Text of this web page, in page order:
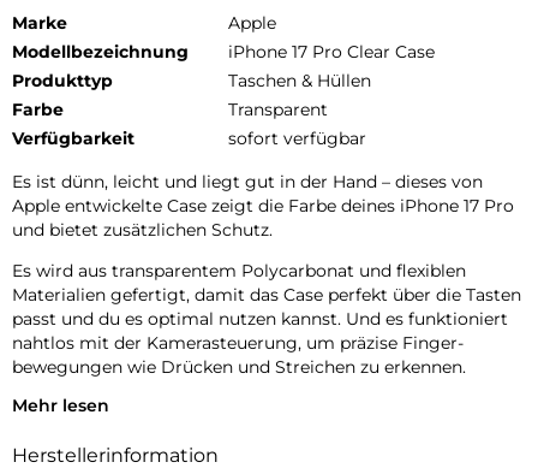
Marke
Apple
Modellbezeichnung
iPhone 17 Pro Clear Case
Produkttyp
Taschen & Hüllen
Farbe
Transparent
Verfügbarkeit
sofort verfügbar
Es ist dünn, leicht und liegt gut in der Hand – dieses von
Apple entwickelte Case zeigt die Farbe deines iPhone 17 Pro
und bietet zusätzlichen Schutz.
Es wird aus transparentem Polycarbonat und flexiblen
Materialien gefertigt, damit das Case perfekt über die Tasten
passt und du es optimal nutzen kannst. Und es funktioniert
nahtlos mit der Kamera­steuerung, um präzise Finger­
bewegungen wie Drücken und Streichen zu erkennen.
Innen‑ und Außenseite sind mit einer kratzfesten
Beschichtungen wurden optimiert, um zu verhindern, dass
Mehr lesen
Herstellerinformation